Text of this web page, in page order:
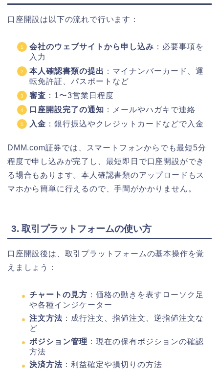
口座開設は以下の流れで行います：
会社のウェブサイトから申し込み ：必要事項を
入力
本人確認書類の提出 ：マイナンバーカード、運
転免許証、パスポートなど
審査 ：1〜3営業日程度
口座開設完了の通知 ：メールやハガキで連絡
入金 ：銀行振込やクレジットカードなどで入金
DMM.com証券では、スマートフォンからでも最短5分
程度で申し込みが完了し、最短即日で口座開設ができ
る場合もあります。本人確認書類のアップロードもス
マホから簡単に行えるので、手間がかかりません。
3. 取引プラットフォームの使い方
口座開設後は、取引プラットフォームの基本操作を覚
えましょう：
チャートの見方 ：価格の動きを表すローソク足
や各種インジケーター
注文方法 ：成行注文、指値注文、逆指値注文な
ど
ポジション管理 ：現在の保有ポジションの確認
方法
決済方法 ：利益確定や損切りの方法